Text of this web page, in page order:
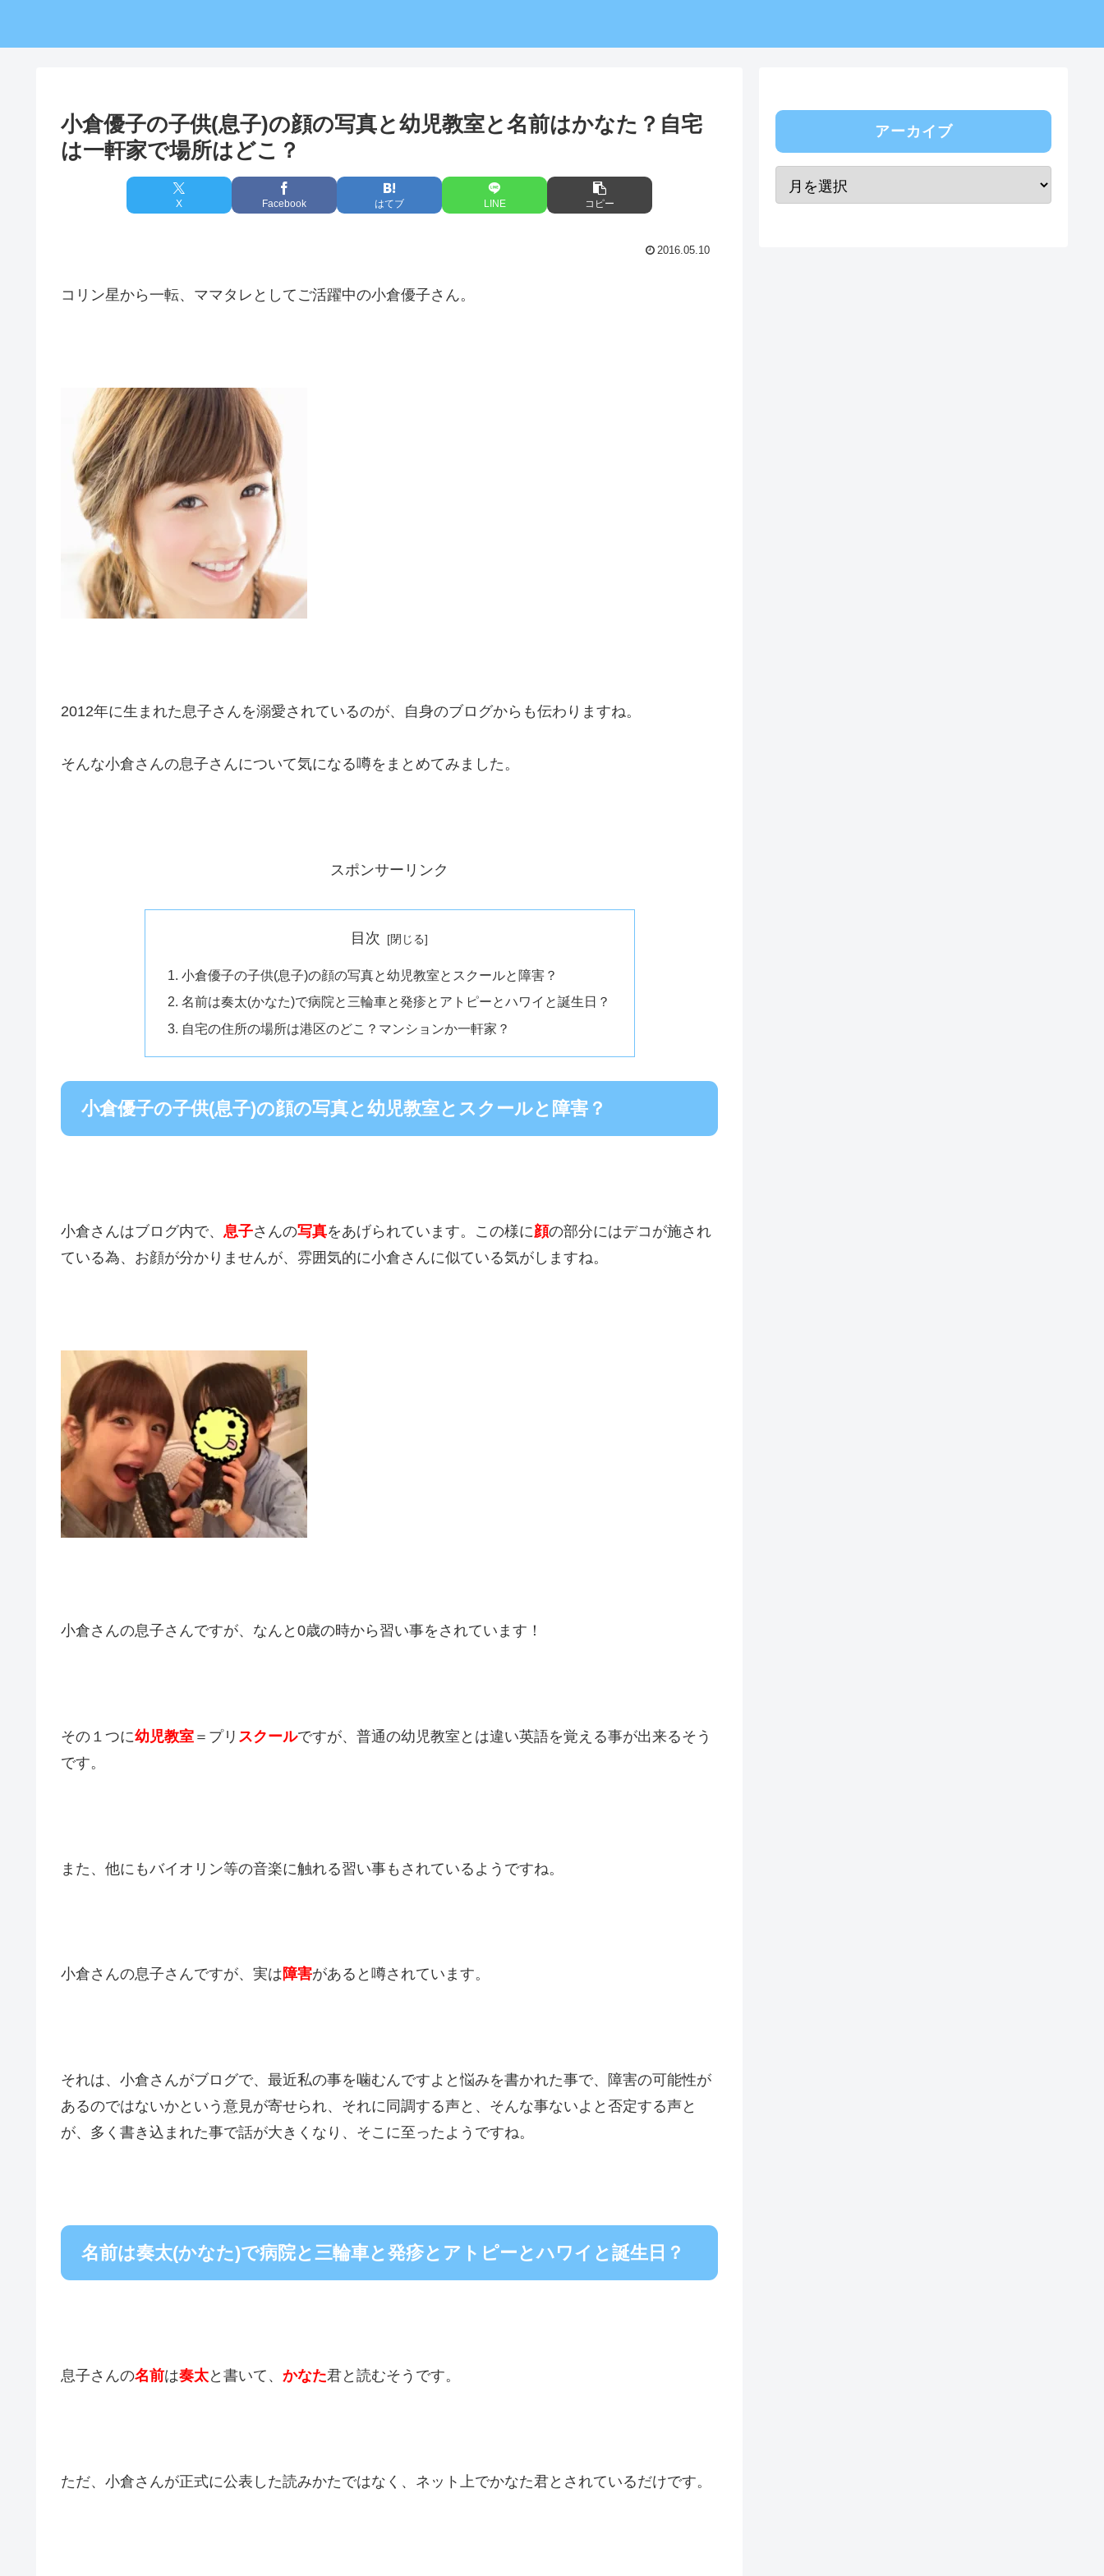
小倉優子の子供(息子)の顔の写真と幼児教室と名前はかなた？自宅
は一軒家で場所はどこ？
X Facebook はてブ LINE コピー
2016.05.10
コリン星から一転、ママタレとしてご活躍中の小倉優子さん。
2012年に生まれた息子さんを溺愛されているのが、自身のブログからも伝わりますね。
そんな小倉さんの息子さんについて気になる噂をまとめてみました。
スポンサーリンク
目次
小倉優子の子供(息子)の顔の写真と幼児教室とスクールと障害？
名前は奏太(かなた)で病院と三輪車と発疹とアトピーとハワイと誕生日？
自宅の住所の場所は港区のどこ？マンションか一軒家？
小倉優子の子供(息子)の顔の写真と幼児教室とスクールと障害？
小倉さんはブログ内で、 息子さんの写真をあげられています。この様に顔の部分にはデコが施され
ている為、お顔が分かりませんが、雰囲気的に小倉さんに似ている気がしますね。
小倉さんの息子さんですが、なんと0歳の時から習い事をされています！
その１つに幼児教室 ＝プリ スクールですが、普通の幼児教室とは違い英語を覚える事が出来るそう
です。
また、他にもバイオリン等の音楽に触れる習い事もされているようですね。
小倉さんの息子さんですが、実は障害があると噂されています。
それは、小倉さんがブログで、最近私の事を噛むんですよと悩みを書かれた事で、障害の可能性が
あるのではないかという意見が寄せられ、それに同調する声と、そんな事ないよと否定する声と
が、多く書き込まれた事で話が大きくなり、そこに至ったようですね。
名前は奏太(かなた)で病院と三輪車と発疹とアトピーとハワイと誕生日？
息子さんの名前は奏太と書いて、 かなた君と読むそうです。
ただ、小倉さんが正式に公表した読みかたではなく、ネット上でかなた君とされているだけです。
アーカイブ